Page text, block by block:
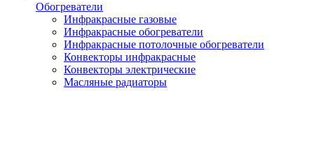
Обогреватели
Инфракрасные газовые
Инфракрасные обогреватели
Инфракрасные потолочные обогреватели
Конвекторы инфракрасные
Конвекторы электрические
Масляные радиаторы